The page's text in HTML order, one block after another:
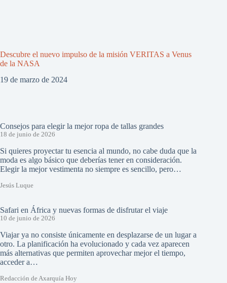
Descubre el nuevo impulso de la misión VERITAS a Venus
de la NASA
19 de marzo de 2024
Consejos para elegir la mejor ropa de tallas grandes
18 de junio de 2026
Si quieres proyectar tu esencia al mundo, no cabe duda que la
moda es algo básico que deberías tener en consideración.
Elegir la mejor vestimenta no siempre es sencillo, pero…
Jesús Luque
Safari en África y nuevas formas de disfrutar el viaje
10 de junio de 2026
Viajar ya no consiste únicamente en desplazarse de un lugar a
otro. La planificación ha evolucionado y cada vez aparecen
más alternativas que permiten aprovechar mejor el tiempo,
acceder a…
Redacción de Axarquía Hoy